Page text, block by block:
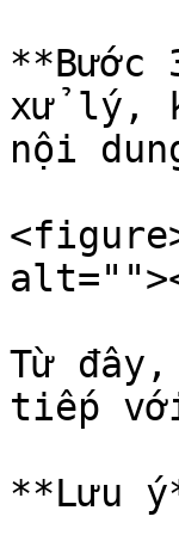
xử lý,
nội
Từ
tiếp
**Lưu